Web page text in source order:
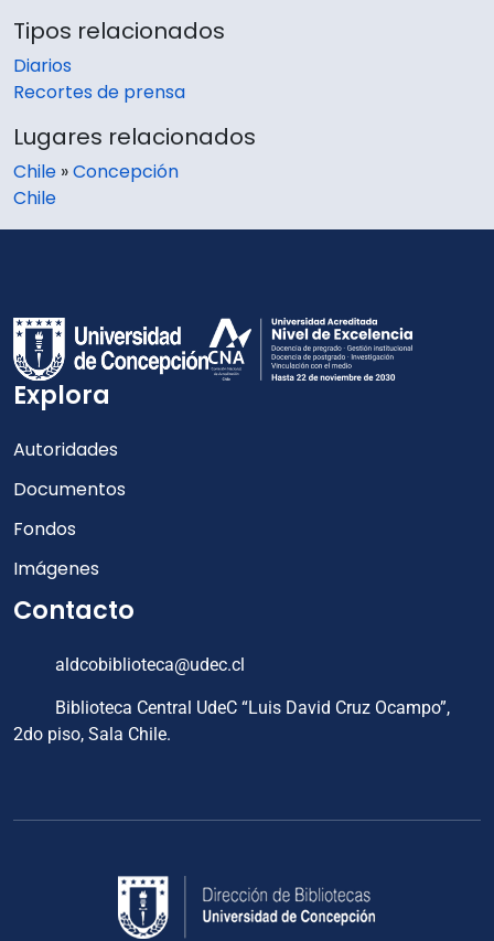
Tipos relacionados
Diarios
Recortes de prensa
Lugares relacionados
Chile »Concepción
Chile
Explora
Autoridades
Documentos
Fondos
Imágenes
Contacto
aldcobiblioteca@udec.cl
Biblioteca Central UdeC “Luis David Cruz Ocampo”,
2do piso, Sala Chile.